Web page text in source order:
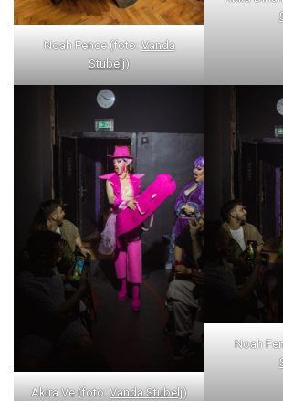
Noah Fence (foto: Vanda
Stubelj)
Akira Ve (foto: Vanda Stubelj)
Noah